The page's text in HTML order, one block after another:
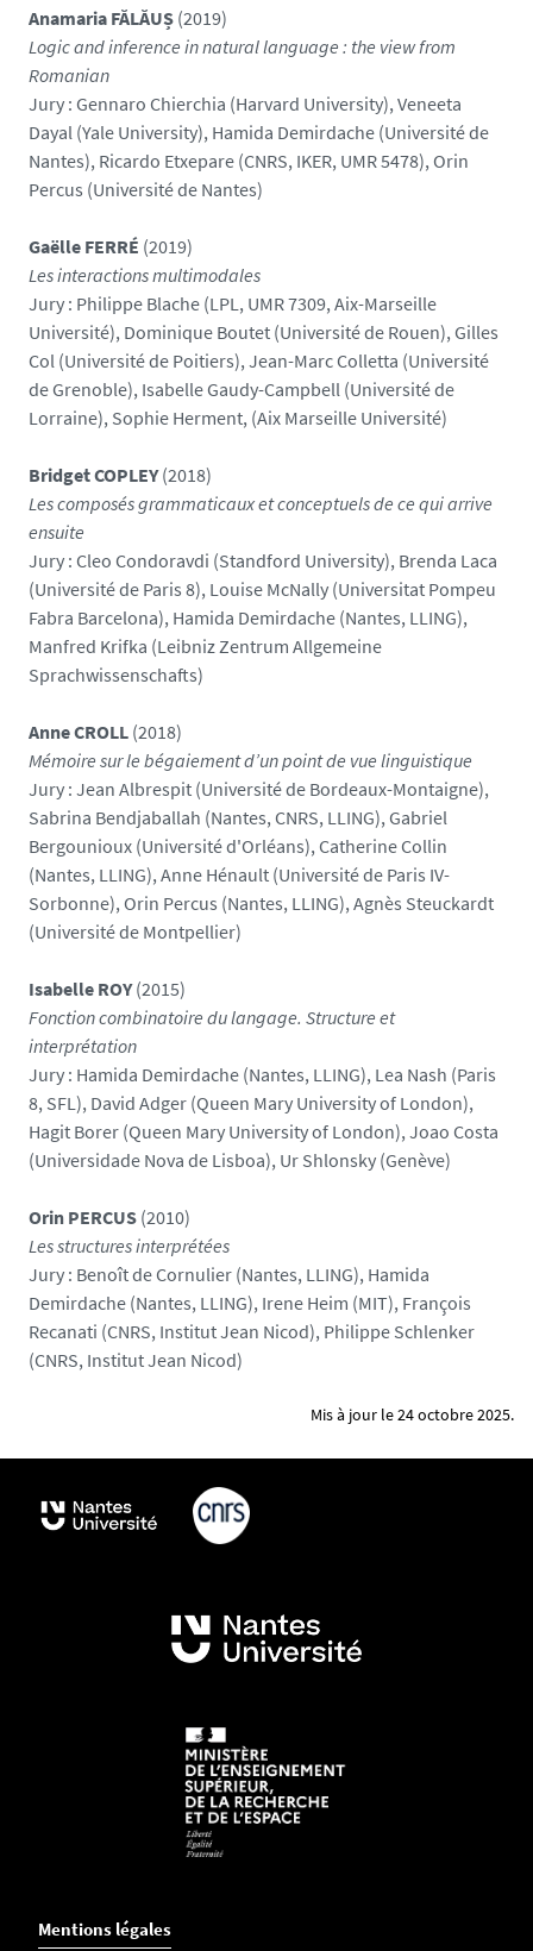
Anamaria FĂLĂUȘ (2019)
Logic and inference in natural language : the view from
Romanian
Jury : Gennaro Chierchia (Harvard University), Veneeta
Dayal (Yale University), Hamida Demirdache (Université de
Nantes), Ricardo Etxepare (CNRS, IKER, UMR 5478), Orin
Percus (Université de Nantes)
Gaëlle FERRÉ (2019)
Les interactions multimodales
Jury : Philippe Blache (LPL, UMR 7309, Aix-Marseille
Université), Dominique Boutet (Université de Rouen), Gilles
Col (Université de Poitiers), Jean-Marc Colletta (Université
de Grenoble), Isabelle Gaudy-Campbell (Université de
Lorraine), Sophie Herment, (Aix Marseille Université)
Bridget COPLEY(2018)
Les composés grammaticaux et conceptuels de ce qui arrive
ensuite
Jury : Cleo Condoravdi (Standford University), Brenda Laca
(Université de Paris 8), Louise McNally (Universitat Pompeu
Fabra Barcelona), Hamida Demirdache (Nantes, LLING),
Manfred Krifka (Leibniz Zentrum Allgemeine
Sprachwissenschafts)
Anne CROLL (2018)
Mémoire sur le bégaiement d’un point de vue linguistique
Jury : Jean Albrespit (Université de Bordeaux-Montaigne),
Sabrina Bendjaballah (Nantes, CNRS, LLING), Gabriel
Bergounioux (Université d'Orléans), Catherine Collin
(Nantes, LLING), Anne Hénault (Université de Paris IV-
Sorbonne), Orin Percus (Nantes, LLING), Agnès Steuckardt
(Université de Montpellier)
Isabelle ROY(2015)
Fonction combinatoire du langage. Structure et
interprétation
Jury : Hamida Demirdache (Nantes, LLING), Lea Nash (Paris
8, SFL), David Adger (Queen Mary University of London),
Hagit Borer (Queen Mary University of London), Joao Costa
(Universidade Nova de Lisboa), Ur Shlonsky (Genève)
Orin PERCUS (2010)
Les structures interprétées
Jury : Benoît de Cornulier (Nantes, LLING), Hamida
Demirdache (Nantes, LLING), Irene Heim (MIT), François
Recanati (CNRS, Institut Jean Nicod), Philippe Schlenker
(CNRS, Institut Jean Nicod)
Mis à jour le 24 octobre 2025.
Mentions légales